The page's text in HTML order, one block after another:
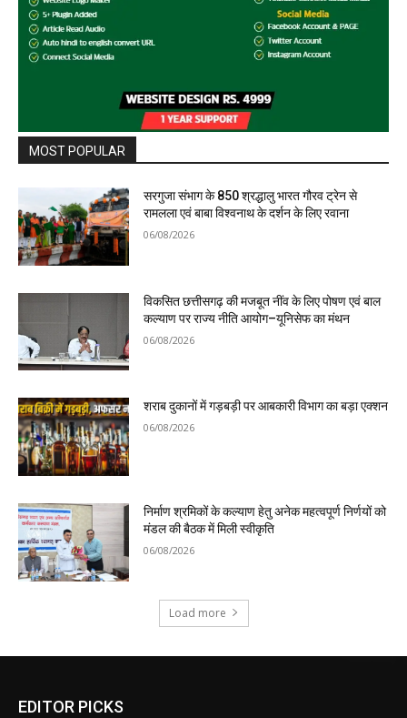
MOST POPULAR
सरगुजा संभाग के 850 श्रद्धालु भारत गौरव ट्रेन से
रामलला एवं बाबा विश्वनाथ के दर्शन के लिए रवाना
06/08/2026
विकसित छत्तीसगढ़ की मजबूत नींव के लिए पोषण एवं बाल
कल्याण पर राज्य नीति आयोग–यूनिसेफ का मंथन
06/08/2026
शराब दुकानों में गड़बड़ी पर आबकारी विभाग का बड़ा एक्शन
06/08/2026
निर्माण श्रमिकों के कल्याण हेतु अनेक महत्वपूर्ण निर्णयों को
मंडल की बैठक में मिली स्वीकृति
06/08/2026
Load more
EDITOR PICKS